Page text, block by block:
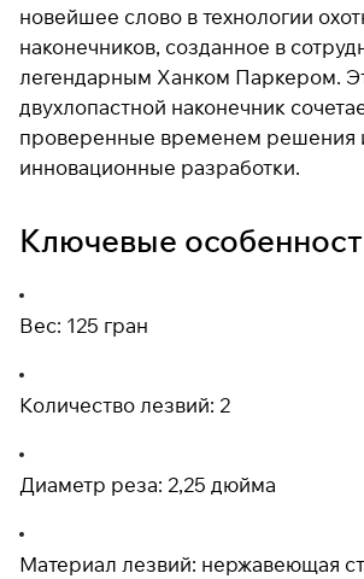
новейшее слово в технологии
наконечников, созданное в
легендарным Ханком Паркером.
двухлопастной наконечник
проверенные временем решения
инновационные разработки.
Ключевые
Вес: 125 гран
Количество лезвий: 2
Диаметр реза: 2,25 дюйма
Материал лезвий: нержавеющая
недели
Остались вопросы?
8 800 302-02-51
plait.ru